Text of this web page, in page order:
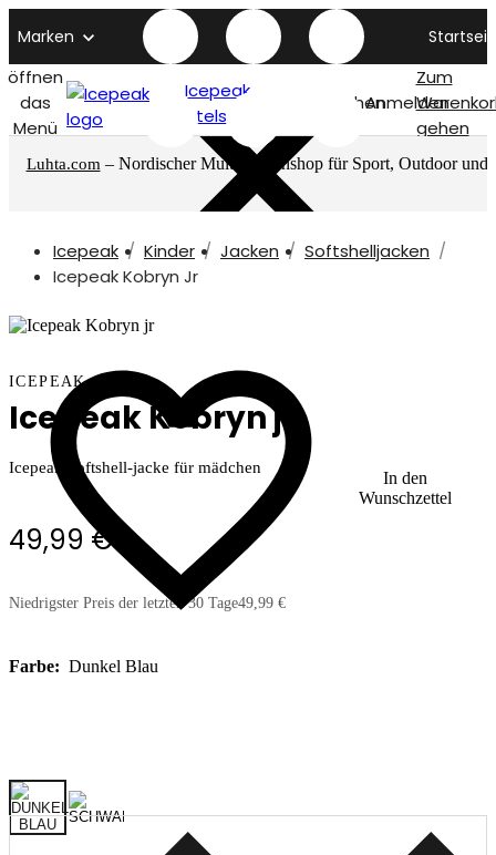
Marken
öffnen
das
Menü
Icepeak
titelseite
SuchenAnmelden
Zum
gehen
Luhta.com – Nordischer Multimarkenshop für Sport, Outdoor und
Icepeak Kinder Jacken
Softshelljacken
Icepeak Kobryn Jr
In den
Wunschzettel
ICEPEAK
Icepeak Kobryn jr
Icepeak Softshell-jacke für mädchen
49,99 €
Niedrigster Preis der letzten 30 Tage49,99 €
Farbe: Dunkel Blau